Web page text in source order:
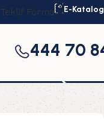
Teklif Formu E-Katalog
444 70